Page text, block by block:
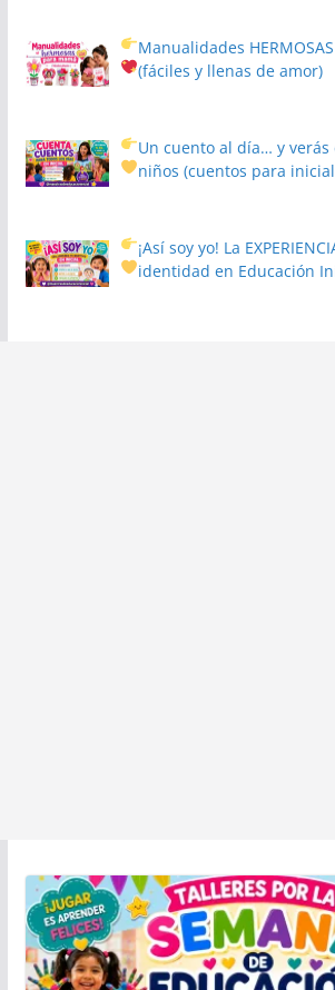
Manualidades
(fáciles y llenas de amor)
Un cuento al día… y
niños(cuentos para
¡Así soy yo! La
identidad en Educación